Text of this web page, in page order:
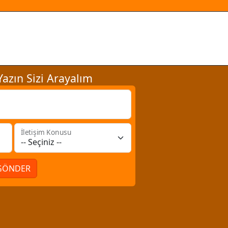
Sizi Arayalım
İletişim Konusu